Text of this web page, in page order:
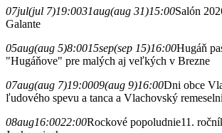
07jul(jul 7)19:0031aug(aug 31)15:00Salón
Galante
05aug(aug 5)8:0015sep(sep 15)16:00Hugáň
"Hugáňove" pre malých aj veľkých v Brezne
07aug(aug 7)19:0009(aug 9)16:00Dni obce
ľudového spevu a tanca a Vlachovský
08aug16:0022:00Rockové popoludnie11.